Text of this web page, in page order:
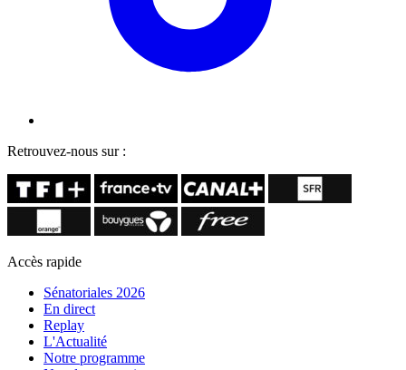
Retrouvez-nous sur :
Accès rapide
Sénatoriales 2026
En direct
Replay
L'Actualité
Notre programme